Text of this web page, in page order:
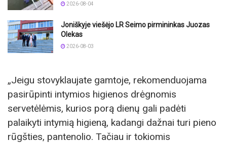
2026-08-04
Joniškyje viešėjo LR Seimo pirmininkas Juozas
Olekas
2026-08-03
„Jeigu stovyklaujate gamtoje, rekomenduojama
pasirūpinti intymios higienos drėgnomis
servetėlėmis, kurios porą dienų gali padėti
palaikyti intymią higieną, kadangi dažnai turi pieno
rūgšties, pantenolio. Tačiau ir tokiomis